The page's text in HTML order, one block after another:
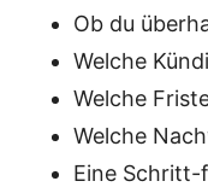
Ob du
Welche
Welche
Welche
Eine Schritt-